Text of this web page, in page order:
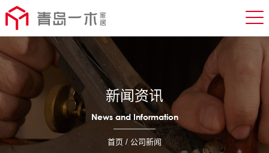
新闻资讯
News and Information
首页 / 公司新闻